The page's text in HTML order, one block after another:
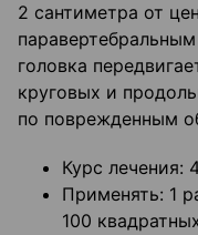
2 сантиметра от
головка
круговых и
по поврежденным
Курс лечения:
Применять: 1
100